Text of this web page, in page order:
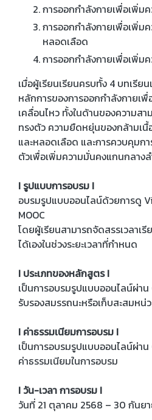
การออกกำลังกายเพื่อเพิ่ม
การออกกำลังกายเพื่อเพิ่ม
หลอดเลือด
การออกกำลังกายเพื่อเพิ่ม
เมื่อผู้เรียนเรียนครบทั้ง 4 บทเรีย
หลักการของการออกกำลังกายเ
เคลื่อนไหว ทั้งในด้านของความส
ทรงตัว ความยืดหยุ่นของกล้ามเนื้
และหลอดเลือด และการควบคุมก
ตัวเพื่อเพิ่มความมั่นคงแกนกลาง
I รูปแบบการอบรม I
อบรมรูปแบบออนไลน์ด้วยการดู
MOOC
โดยผู้เรียนสามารถจัดสรรเวลาเ
ได้เองในช่วงระยะเวลาที่กำหนด
I ประเภทของหลักสูตร I
เป็นการอบรมรูปแบบออนไลน์ผ่าน
รับรองสมรรถนะหรือเก็บสะสมหน่
I ค่าธรรมเนียมการอบรม I
เป็นการอบรมรูปแบบออนไลน์ผ่าน
ค่าธรรมเนียมในการอบรม
I วัน-เวลา การอบรม I
วันที่ 21 ตุลาคม 2568 – 30 กันยา